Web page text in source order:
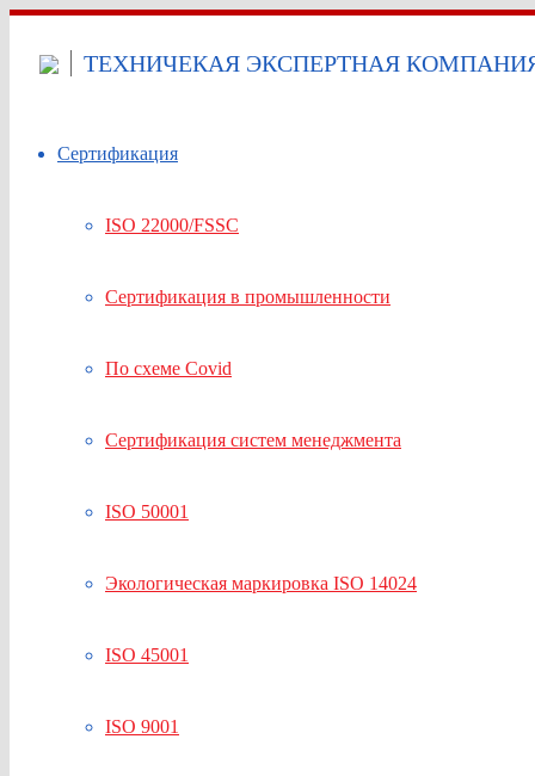
ТЕХНИЧЕКАЯ ЭКСПЕРТНАЯ КОМПАНИЯ
Сертификация
ISO 22000/FSSC
Сертификация в промышленности
По схеме Covid
Сертификация систем менеджмента
ISO 50001
Экологическая маркировка ISO 14024
ISO 45001
ISO 9001